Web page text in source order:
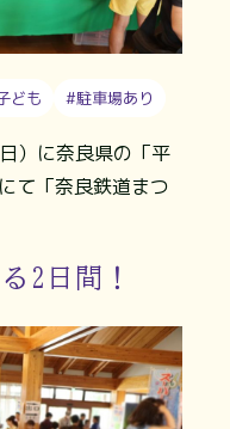
ども #駐車場あり
）に奈良県の「平
て「奈良鉄道まつ
2日間！